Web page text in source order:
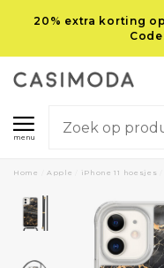
20% extra korting
menu
Home Apple iPhone 11 hoesjes